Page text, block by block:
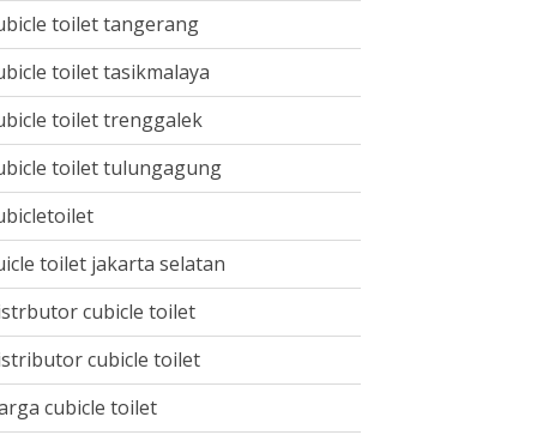
toilet tangerang
toilet tasikmalaya
toilet trenggalek
toilet tulungagung
toilet jakarta selatan
cubicle toilet
cubicle toilet
cubicle toilet